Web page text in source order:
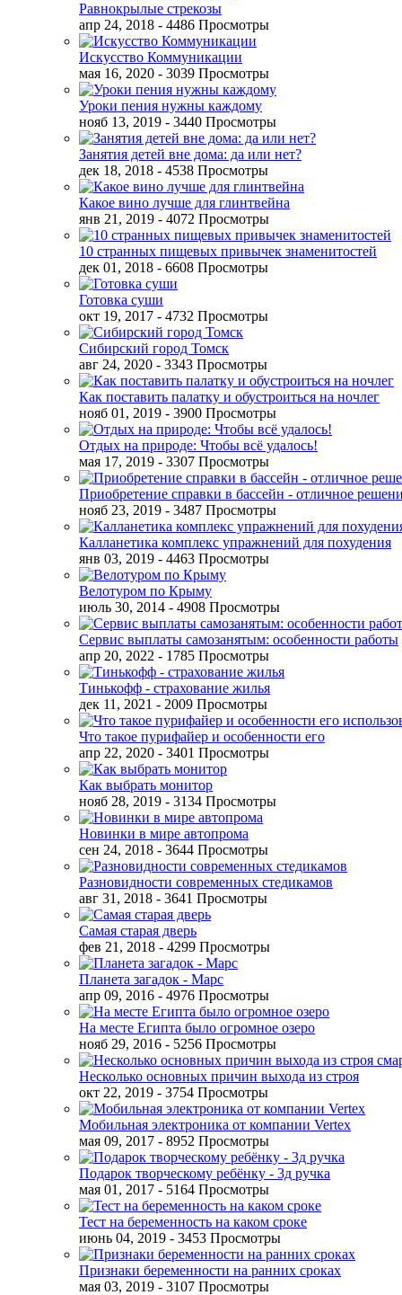
Равнокрылые стрекозы
апр 24, 2018 - 4486 Просмотры
Искусство Коммуникации
мая 16, 2020 - 3039 Просмотры
Уроки пения нужны каждому
нояб 13, 2019 - 3440 Просмотры
Занятия детей вне дома: да или нет?
дек 18, 2018 - 4538 Просмотры
Какое вино лучше для глинтвейна
янв 21, 2019 - 4072 Просмотры
10 странных пищевых привычек знаменитостей
дек 01, 2018 - 6608 Просмотры
Готовка суши
окт 19, 2017 - 4732 Просмотры
Сибирский город Томск
авг 24, 2020 - 3343 Просмотры
Как поставить палатку и обустроиться на ночлег
нояб 01, 2019 - 3900 Просмотры
Отдых на природе: Чтобы всё удалось!
мая 17, 2019 - 3307 Просмотры
Приобретение справки в бассейн - отличное
нояб 23, 2019 - 3487 Просмотры
Калланетика комплекс упражнений для похудения
янв 03, 2019 - 4463 Просмотры
Велотуром по Крыму
июль 30, 2014 - 4908 Просмотры
Сервис выплаты самозанятым: особенности работы
апр 20, 2022 - 1785 Просмотры
Тинькофф - страхование жилья
дек 11, 2021 - 2009 Просмотры
Что такое пурифайер и особенности его
апр 22, 2020 - 3401 Просмотры
Как выбрать монитор
нояб 28, 2019 - 3134 Просмотры
Новинки в мире автопрома
сен 24, 2018 - 3644 Просмотры
Разновидности современных стедикамов
авг 31, 2018 - 3641 Просмотры
Самая старая дверь
фев 21, 2018 - 4299 Просмотры
Планета загадок - Марс
апр 09, 2016 - 4976 Просмотры
На месте Египта было огромное озеро
нояб 29, 2016 - 5256 Просмотры
Несколько основных причин выхода из строя
окт 22, 2019 - 3754 Просмотры
Мобильная электроника от компании Vertex
мая 09, 2017 - 8952 Просмотры
Подарок творческому ребёнку - 3д ручка
мая 01, 2017 - 5164 Просмотры
Тест на беременность на каком сроке
июнь 04, 2019 - 3453 Просмотры
Признаки беременности на ранних сроках
мая 03, 2019 - 3107 Просмотры